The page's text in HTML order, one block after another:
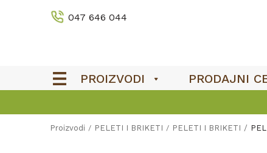
047 646 044
PROIZVODI PRODAJNI
Proizvodi PELETI I BRIKETI PELETI I BRIKETI